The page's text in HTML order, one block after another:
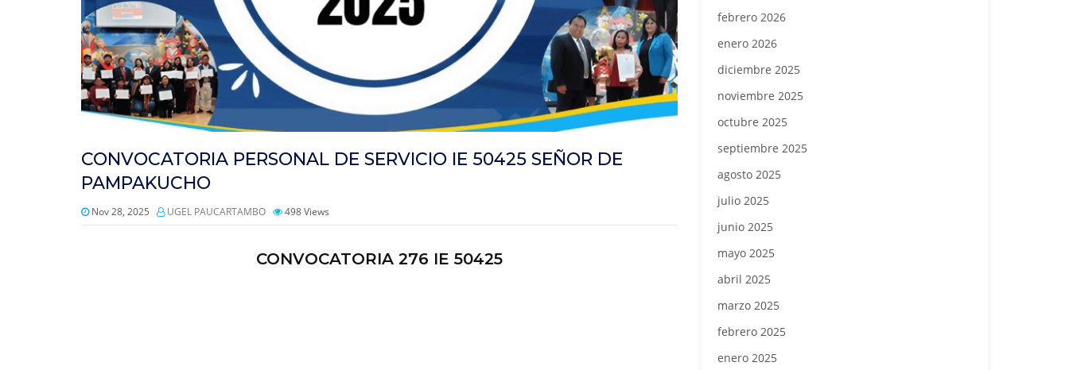
CONVOCATORIA PERSONAL DE SERVICIO IE 50425 SEÑOR DE
PAMPAKUCHO
Nov 28, 2025 UGEL PAUCARTAMBO 498Views
CONVOCATORIA 276 IE 50425
febrero 2026
enero 2026
diciembre 2025
noviembre 2025
octubre 2025
septiembre 2025
agosto 2025
julio 2025
junio 2025
mayo 2025
abril 2025
marzo 2025
febrero 2025
enero 2025